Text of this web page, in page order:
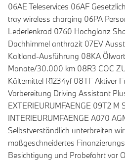
06AE Teleservices 06AF
tray wireless charging 06PA
Lederlenkrad 0760 Hochglanz
Dachhimmel anthrazit 07EV
Kaltland-Ausführung 08KA
Monate/30.000 km 08R3 COC
Kältemittel R1234yf 08TF Aktiver
Vorbereitung Driving Assistant
EXTERIEURUMFAENGE 09T2 M
INTERIEURUMFAENGE A070
Selbstverständlich unterbreiten
maßgeschneidertes
Besichtigung und Probefahrt vor